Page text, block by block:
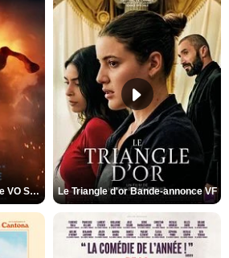
L'Odyssée Bande-annonce VO STFR Le Triangle d'or Bande-annonce VF